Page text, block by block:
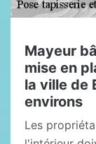
Mayeur
mise en
la ville de
environs
Les